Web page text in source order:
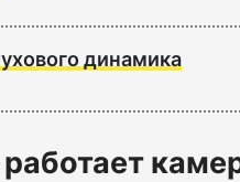
динамика